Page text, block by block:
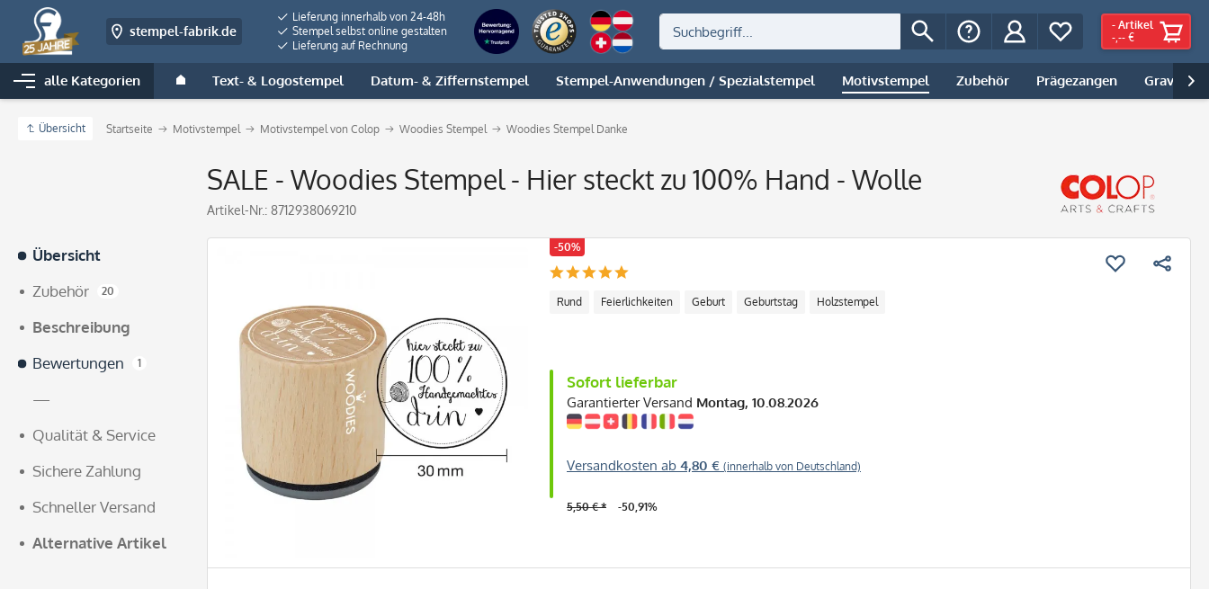
stempel-fabrik.de
Lieferung innerhalb von 24-48h
Stempel selbst online gestalten
Lieferung auf Rechnung
- Artikel
-,-- €
alle Kategorien Text- & Logostempel Datum- & Ziffernstempel Stempel-Anwendungen / Spezialstempel Motivstempel Zubehör Prägezangen Gravur |

Übersicht Startseite Motivstempel Motivstempel von Colop Woodies Stempel Woodies Stempel Danke
SALE - Woodies Stempel - Hier steckt zu 100% Hand - Wolle
Artikel-Nr.: 8712938069210
Übersicht
Zubehör
20
Beschreibung
Bewertungen
1
—
Qualität & Service
Sichere Zahlung
Schneller Versand
Alternative Artikel
-50%
Rund Feierlichkeiten Geburt Geburtstag Holzstempel
Sofort lieferbar
Garantierter Versand Montag, 10.08.2026
Versandkosten ab 4,80 € (innerhalb von Deutschland)
5,50 € * -50,91%